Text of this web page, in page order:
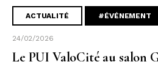
ACTUALITÉ #ÉVÉNEMENT
24/02/2026
Le PUI ValoCité au salon